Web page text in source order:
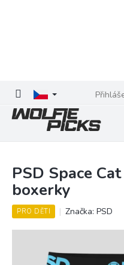
PSD Space
boxerky
PRO DĚTI Značka: PSD